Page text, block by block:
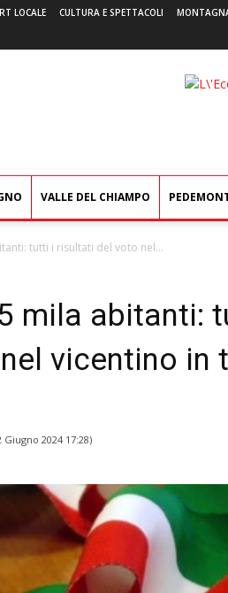
LOCALE CULTURA E SPETTACOLI
VALLE DEL CHIAMPO
tutti i risultati del voto nel...
mila abitanti:
vicentino in
Giugno 2024 17:28)